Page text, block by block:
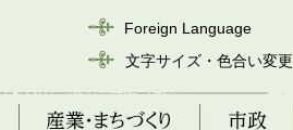
Foreign Language
文字サイズ・色合い変更
産業・まちづくり 市政